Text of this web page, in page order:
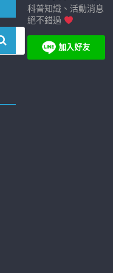
科普知識、活動消息
絕不錯過